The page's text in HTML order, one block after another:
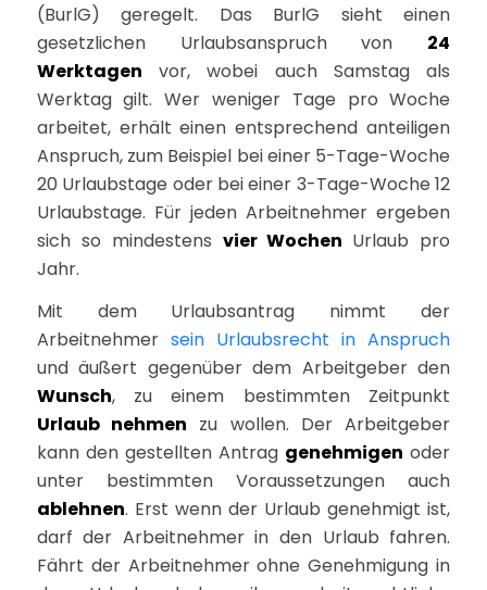
(BurlG) geregelt. Das BurlG sieht einen
gesetzlichen Urlaubsanspruch von 24
Werktagen vor, wobei auch Samstag als
Werktag gilt. Wer weniger Tage pro Woche
arbeitet, erhält einen entsprechend anteiligen
Anspruch, zum Beispiel bei einer 5-Tage-Woche
20 Urlaubstage oder bei einer 3-Tage-Woche 12
Urlaubstage. Für jeden Arbeitnehmer ergeben
sich so mindestens vier Wochen Urlaub pro
Jahr.
Mit dem Urlaubsantrag nimmt der
Arbeitnehmer sein Urlaubsrecht in Anspruch
und äußert gegenüber dem Arbeitgeber den
Wunsch, zu einem bestimmten Zeitpunkt
Urlaub nehmen zu wollen. Der Arbeitgeber
kann den gestellten Antrag genehmigen oder
unter bestimmten Voraussetzungen auch
ablehnen. Erst wenn der Urlaub genehmigt ist,
darf der Arbeitnehmer in den Urlaub fahren.
Fährt der Arbeitnehmer ohne Genehmigung in